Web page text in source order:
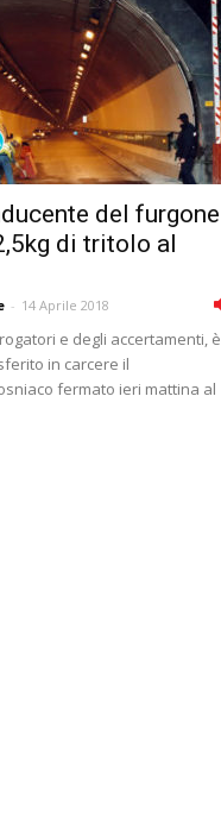
del furgone
di tritolo al
- 14 Aprile 2018
e degli accertamenti, è
in carcere il
fermato ieri mattina al